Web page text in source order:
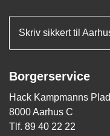
Skriv sikkert til
Borgerservice
Hack Kampmanns
8000 Aarhus C
Tlf. 89 40 22 22